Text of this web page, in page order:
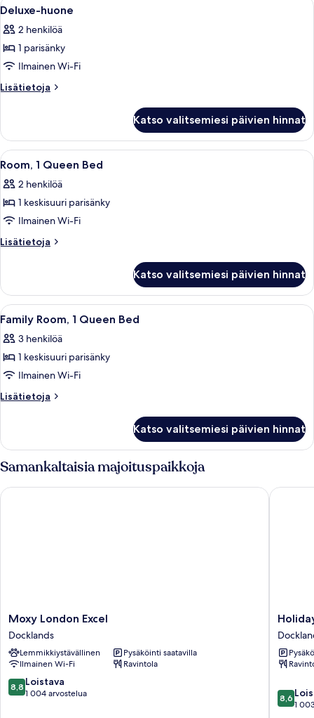
sänkyä),
kaikki
huonetyypin
Deluxe-
huone
kuvat
4
Deluxe-huone
2 henkilöä
1 parisänky
Ilmainen Wi-Fi
Lisätietoja
Lisätietoja
Katso valitsemiesi päivien hinnat
Avaa
kaikki
huonetyypin
Room,
1
Queen
Hotellihuone, jossa on suuri sänky,
7
Room, 1 Queen Bed
2 henkilöä
1 keskisuuri parisänky
Ilmainen Wi-Fi
Lisätietoja
Lisätietoja
Queen
Bed
Katso valitsemiesi päivien hinnat
Avaa
kaikki
huonetyypin
Family
Room,
1
kuvat
Hotellihuoneessa on suuri sänky,
4
Family Room, 1 Queen Bed
3 henkilöä
1 keskisuuri parisänky
Ilmainen Wi-Fi
Lisätietoja
Lisätietoja
1
Queen
Bed
Katso valitsemiesi päivien hinnat
Samankaltaisia majoituspaikkoja
Moxy
London
Excel
Docklands
Moxy London Excel
Docklands
Lemmikkiystävällinen
Pysäköinti saatavilla
Ilmainen Wi-Fi
Ravintola
8.8
kautta
8,8 Loistava
1 004 arvostelua
Moxy London Excel
Holiday
Inn
Express
London
-
by
IHG
8.6
kautta
8,6
1
Holiday